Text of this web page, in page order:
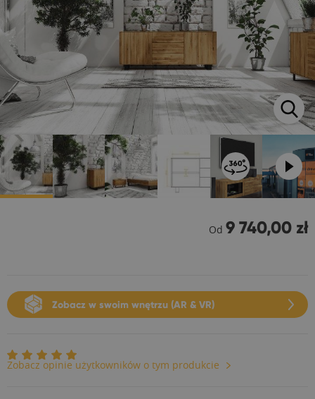
Od 9 740,00 zł
Zobacz w swoim wnętrzu (AR & VR)
Zobacz opinie użytkowników o tym produkcie